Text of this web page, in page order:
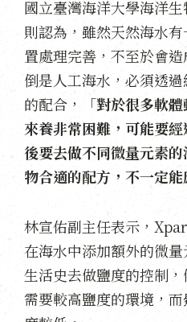
國立臺灣海洋大學海洋
則認為，雖然天然海水
置處理完善，不至於會
倒是人工海水，必須透
的配合，「對於很多軟
來養非常困難，可能要
後要去做不同微量元素
物合適的配方，不一定
林宣佑副主任表示，
在海水中添加額外的微
生活史去做鹽度的控制
需要較高鹽度的環境，